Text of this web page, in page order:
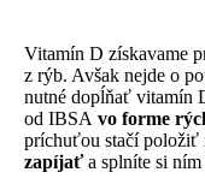
Vitamín D získavame
z rýb. Avšak nejde o
nutné dopĺňať vitamín
od IBSA vo forme
príchuťou stačí položiť
zapíjaťa splníte si ním